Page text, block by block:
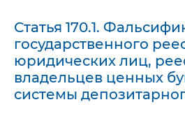
Статья 170.1.
государственного
юридических лиц,
владельцев ценных
системы